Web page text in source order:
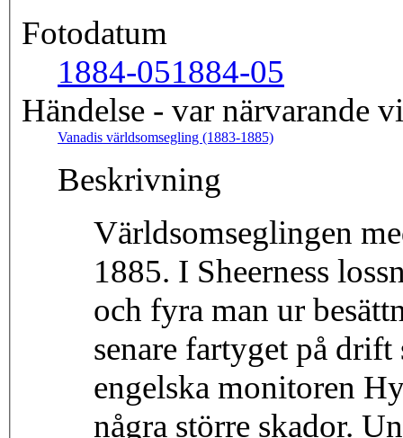
Fotodatum
1884-051884-05
Händelse - var närvarande
Vanadis världsomsegling (1883-1885)
Beskrivning
Världsomseglingen
1885. I Sheerness
och fyra man ur
senare fartyget på
engelska monitoren
några större skador.